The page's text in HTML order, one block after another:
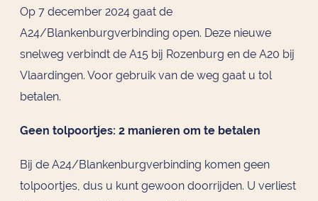
Op 7 december 2024 gaat de
A24/Blankenburgverbinding open. Deze nieuwe
snelweg verbindt de A15 bij Rozenburg en de A20 bij
Vlaardingen. Voor gebruik van de weg gaat u tol
betalen.
Geen tolpoortjes: 2 manieren om te betalen
Bij de A24/Blankenburgverbinding komen geen
tolpoortjes, dus u kunt gewoon doorrijden. U verliest